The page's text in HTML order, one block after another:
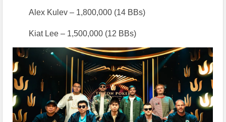
Alex Kulev – 1,800,000 (14 BBs)
Kiat Lee – 1,500,000 (12 BBs)